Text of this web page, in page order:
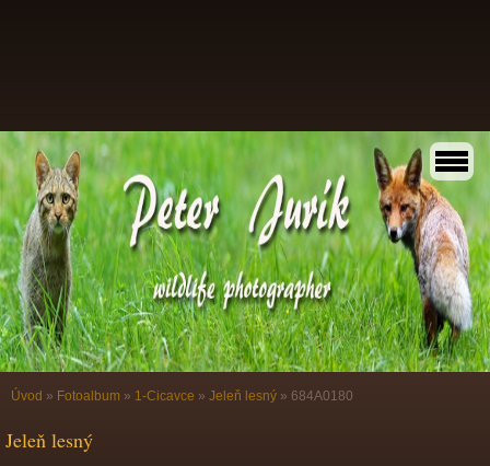
Úvod » Fotoalbum » 1-Cicavce » Jeleň lesný » 684A0180
Jeleň lesný